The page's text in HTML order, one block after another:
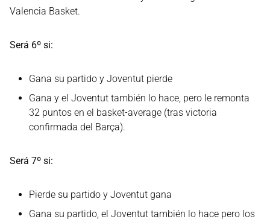
Valencia Basket.
Será 6º si:
Gana su partido y Joventut pierde
Gana y el Joventut también lo hace, pero le remonta
32 puntos en el basket-average (tras victoria
confirmada del Barça).
Será 7º si:
Pierde su partido y Joventut gana
Gana su partido, el Joventut también lo hace pero los